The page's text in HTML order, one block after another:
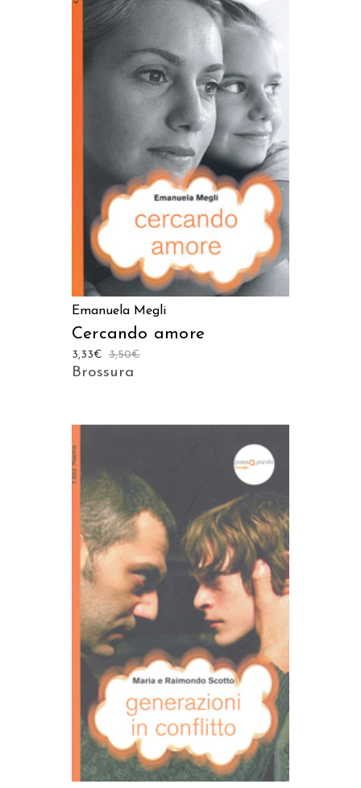
LEGGI TUTTO
Emanuela Megli
Cercando amore
3,50€
3,33€
Brossura
AGGIUNGI AL CARRELLO